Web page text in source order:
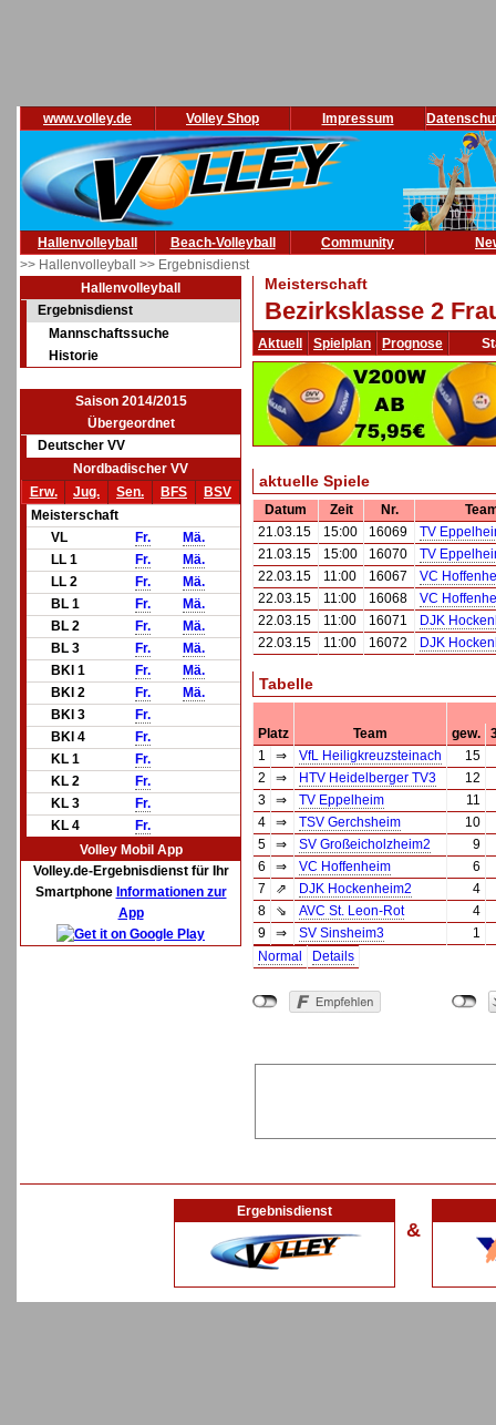
www.volley.de Volley Shop Impressum
Hallenvolleyball Beach-Volleyball Community
>> Hallenvolleyball >> Ergebnisdienst
Hallenvolleyball
Ergebnisdienst
Mannschaftssuche
Historie
Saison 2014/2015
Übergeordnet
Deutscher VV
Nordbadischer VV
Erw.
Jug. Sen. BFS
BSV
Meisterschaft
VL
Fr.
Mä.
LL 1
Fr.
Mä.
LL 2
Fr.
Mä.
BL 1
Fr.
Mä.
BL 2
Fr.
Mä.
BL 3
Fr.
Mä.
BKl 1
Fr.
Mä.
BKl 2
Fr.
Mä.
BKl 3
Fr.
BKl 4
Fr.
KL 1
Fr.
KL 2
Fr.
KL 3
Fr.
KL 4
Fr.
Volley Mobil App
Volley.de-Ergebnisdienst für Ihr
Smartphone Informationen zur
App
Meisterschaft
Bezirksklasse 2
Aktuell Spielplan Prognose
aktuelle Spiele
Datum Zeit Nr.
21.03.15
15:00 16069
TV
21.03.15
15:00 16070
TV
22.03.15
11:00 16067
VC
22.03.15
11:00 16068
VC
22.03.15
11:00 16071
DJK
22.03.15
11:00 16072 DJK
Tabelle
Platz Team gew.
1
⇒ VfL Heiligkreuzsteinach
15
2
⇒ HTV Heidelberger TV3
12
3
⇒ TV Eppelheim
11
4
⇒ TSV Gerchsheim
10
5
⇒ SV Großeicholzheim2
9
6
⇒ VC Hoffenheim
6
7
⇗ DJK Hockenheim2
4
8
⇘ AVC St. Leon-Rot
4
9
⇒ SV Sinsheim3
1
Normal
Details
Ergebnisdienst
&